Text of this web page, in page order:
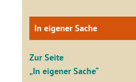
In eigener Sache
Zur Seite
„In eigener Sache“